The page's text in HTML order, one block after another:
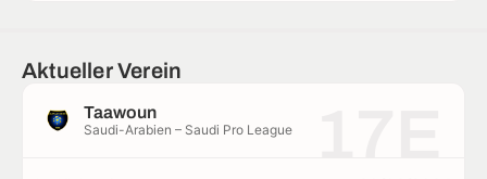
Aktueller Verein
Taawoun
Saudi-Arabien – Saudi Pro League